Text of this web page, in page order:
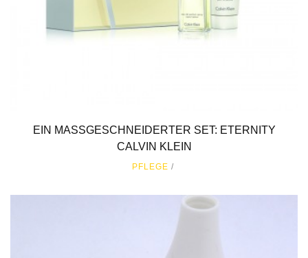
EIN MASSGESCHNEIDERTER SET: ETERNITY C
ALVIN KLEIN
PFLEGE